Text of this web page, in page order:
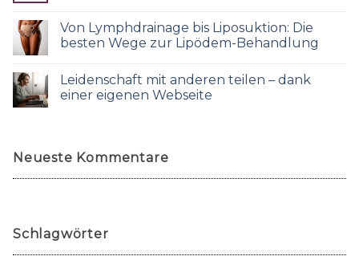
Von Lymphdrainage bis Liposuktion: Die
besten Wege zur Lipödem-Behandlung
Leidenschaft mit anderen teilen – dank
einer eigenen Webseite
Neueste Kommentare
Schlagwörter